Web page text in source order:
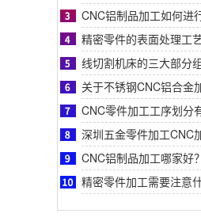
精密零件的表面处理工
线切割机床的三大部分
CNC铝制品加工哪家好？
精密零件加工需要注意